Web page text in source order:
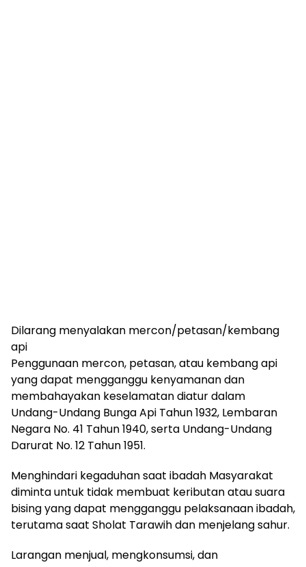
Dilarang menyalakan mercon/petasan/kembang
api
Penggunaan mercon, petasan, atau kembang api
yang dapat mengganggu kenyamanan dan
membahayakan keselamatan diatur dalam
Undang-Undang Bunga Api Tahun 1932, Lembaran
Negara No. 41 Tahun 1940, serta Undang-Undang
Darurat No. 12 Tahun 1951.
Menghindari kegaduhan saat ibadah Masyarakat
diminta untuk tidak membuat keributan atau suara
bising yang dapat mengganggu pelaksanaan ibadah,
terutama saat Sholat Tarawih dan menjelang sahur.
Larangan menjual, mengkonsumsi, dan